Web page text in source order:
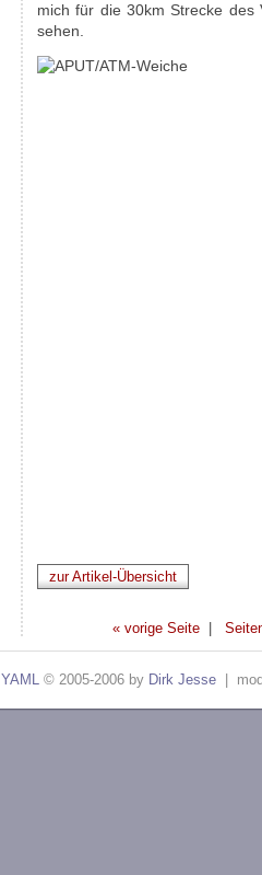
mich für die 30km Strecke
sehen.
zur Artikel-Übersicht
« vorige Seite |
YAML © 2005-2006 by Dirk Jesse |